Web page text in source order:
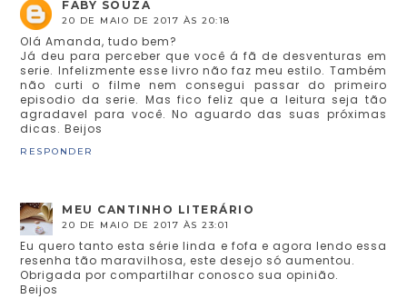
FABY SOUZA
20 DE MAIO DE 2017 ÀS 20:18
Olá Amanda, tudo bem?
Já deu para perceber que você á fã de desventuras em
serie. Infelizmente esse livro não faz meu estilo. Também
não curti o filme nem consegui passar do primeiro
episodio da serie. Mas fico feliz que a leitura seja tão
agradavel para você. No aguardo das suas próximas
dicas. Beijos
RESPONDER
MEU CANTINHO LITERÁRIO
20 DE MAIO DE 2017 ÀS 23:01
Eu quero tanto esta série linda e fofa e agora lendo essa
resenha tão maravilhosa, este desejo só aumentou.
Obrigada por compartilhar conosco sua opinião.
Beijos